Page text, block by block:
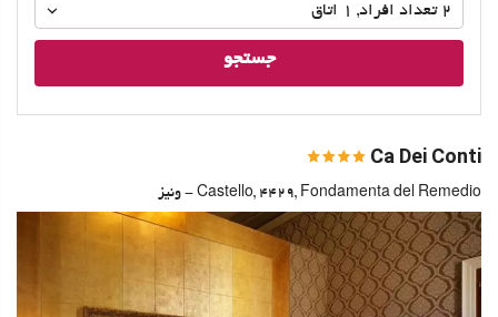
2 تعداد افراد ,
1 اتاق
جستجو
Ca Dei Conti
Castello, 4429, Fondamenta del Remedio - ونیز